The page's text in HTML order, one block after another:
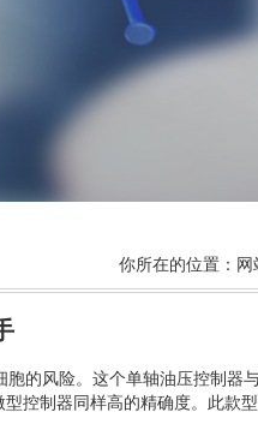
你所在的位置： 网
的风险。这个单轴油压控制器
控制器同样高的精确度。此款型